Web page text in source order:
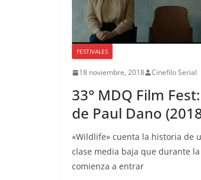
FESTIVALES
18 noviembre, 2018 Cinefilo Serial
33° MDQ Film
de Paul Dano
«Wildlife» cuenta la historia de
clase media baja que durante la
comienza a entrar